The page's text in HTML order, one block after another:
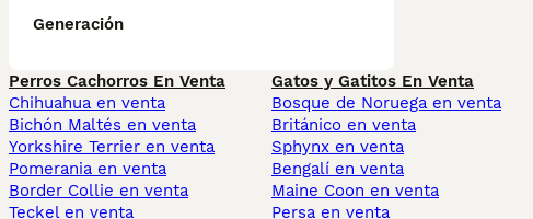
Generación
Perros Cachorros En Venta
Chihuahua en venta
Bichón Maltés en venta
Yorkshire Terrier en venta
Pomerania en venta
Border Collie en venta
Teckel en venta
Gatos y Gatitos En Venta
Bosque de Noruega en venta
Británico en venta
Sphynx en venta
Bengalí en venta
Maine Coon en venta
Persa en venta